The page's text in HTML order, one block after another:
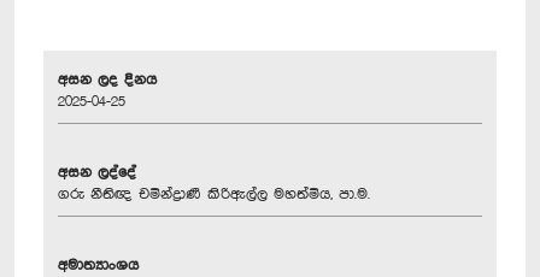
අසන ලද දිනය
2025-04-25
අසන ලද්දේ
ගරු නීතිඥ චමින්ද්‍රාණී කිරිඇල්ල මහත්මිය, පා.ම.
අමාත්‍යාංශය